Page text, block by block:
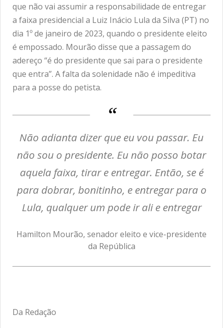
que não vai assumir a responsabilidade de entregar
a faixa presidencial a Luiz Inácio Lula da Silva (PT) no
dia 1º de janeiro de 2023, quando o presidente eleito
é empossado. Mourão disse que a passagem do
adereço “é do presidente que sai para o presidente
que entra”. A falta da solenidade não é impeditiva
para a posse do petista.
Não adianta dizer que eu vou passar. Eu
não sou o presidente. Eu não posso botar
aquela faixa, tirar e entregar. Então, se é
para dobrar, bonitinho, e entregar para o
Lula, qualquer um pode ir ali e entregar
Hamilton Mourão, senador eleito e vice-presidente
da República
Da Redação